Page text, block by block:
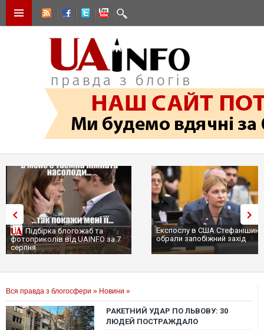
Підбірка блогожаб та
фотоприколів від UAINFO за 7
серпня
Експослу в США
обрали запобіжний захід
Вся правда з блогосфери » Новини »
РАКЕТНИЙ УДАР ПО ЛЬВОВУ: 30
ЛЮДЕЙ ПОСТРАЖДАЛО